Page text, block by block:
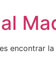
encontrar